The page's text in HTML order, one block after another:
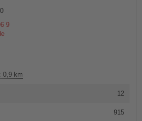
9
0,9 km
12
915